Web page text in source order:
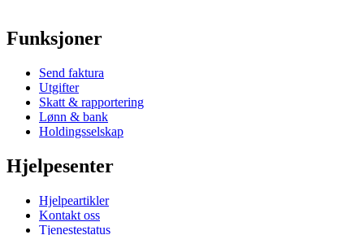
Funksjoner
Send faktura
Utgifter
Skatt & rapportering
Lønn & bank
Holdingsselskap
Hjelpesenter
Hjelpeartikler
Kontakt oss
Tjenestestatus